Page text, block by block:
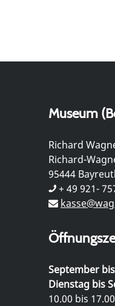
Museum
Richard
Richard-
95444
+ 49 921-
September
Dienstag bis
10.00 bis